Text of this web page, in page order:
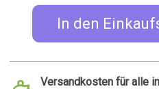
In den
Versandkosten für alle